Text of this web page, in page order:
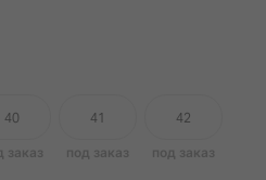
40 41 42